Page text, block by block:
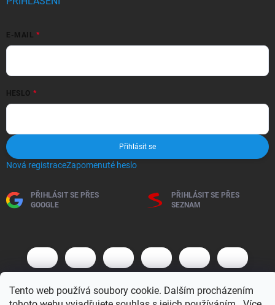
Tento web používá soubory cookie. Dalším procházením
E-MAIL
HESLO
Přihlásit se
Nová registraceZapomenuté heslo
PŘIHLÁSIT SE PŘES
GOOGLE
PŘIHLÁSIT SE PŘES
SEZNAM